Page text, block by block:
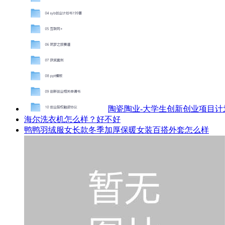
陶瓷陶业-大学生创新创业项目计
海尔洗衣机怎么样？好不好
鸭鸭羽绒服女长款冬季加厚保暖女装百搭外套怎么样